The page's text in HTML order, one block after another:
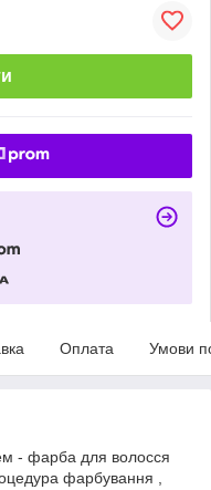
Оплата Умови
- фарба для волосся
фарбування ,